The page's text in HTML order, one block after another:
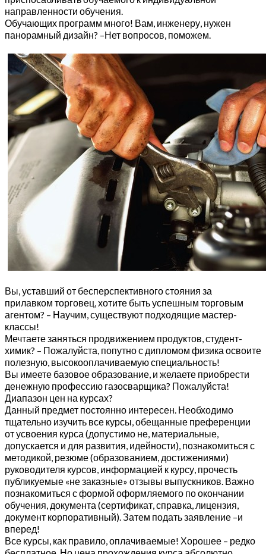
направленности обучения.
Обучающих программ много! Вам, инженеру, нужен
панорамный дизайн? –Нет вопросов, поможем.
Вы, уставший от бесперспективного стояния за
прилавком торговец, хотите быть успешным торговым
агентом? – Научим, существуют подходящие мастер-
классы!
Мечтаете заняться продвижением продуктов, студент-
химик? – Пожалуйста, попутно с дипломом физика освоите
полезную, высокооплачиваемую специальность!
Вы имеете базовое образование, и желаете приобрести
денежную профессию газосварщика? Пожалуйста!
Диапазон цен на курсах?
Данный предмет постоянно интересен. Необходимо
тщательно изучить все курсы, обещанные преференции
от усвоения курса (допустимо не, материальные,
допускается и для развития, идейности), познакомиться с
методикой, резюме (образованием, достижениями)
руководителя курсов, информацией к курсу, прочесть
публикуемые «не заказные» отзывы выпускников. Важно
познакомиться с формой оформляемого по окончании
обучения, документа (сертификат, справка, лицензия,
документ корпоративный). Затем подать заявление –и
вперед!
Все курсы, как правило, оплачиваемые! Хорошее – редко